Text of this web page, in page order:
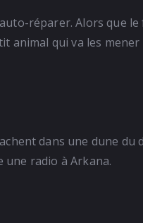
réparer. Alors que
animal qui va les
dans une dune du
une radio à Arkana.